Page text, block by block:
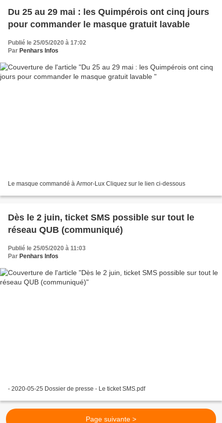
Du 25 au 29 mai : les Quimpérois ont cinq jours
pour commander le masque gratuit lavable
Publié le 25/05/2020 à 17:02
Par Penhars Infos
Le masque commandé à Armor-Lux Cliquez sur le lien ci-dessous
Dès le 2 juin, ticket SMS possible sur tout le
réseau QUB (communiqué)
Publié le 25/05/2020 à 11:03
Par Penhars Infos
- 2020-05-25 Dossier de presse - Le ticket SMS.pdf
Page suivante >